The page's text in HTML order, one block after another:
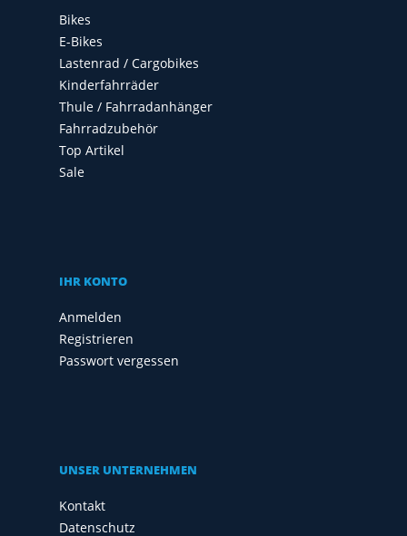
Bikes
E-Bikes
Lastenrad / Cargobikes
Kinderfahrräder
Thule / Fahrradanhänger
Fahrradzubehör
Top Artikel
Sale
IHR KONTO
Anmelden
Registrieren
Passwort vergessen
UNSER UNTERNEHMEN
Kontakt
Datenschutz